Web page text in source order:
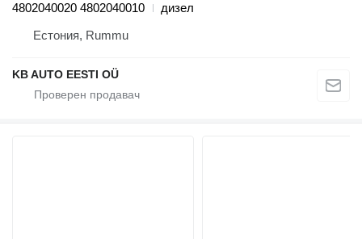
4802040020 4802040010
дизел
Естония, Rummu
KB AUTO EESTI OÜ